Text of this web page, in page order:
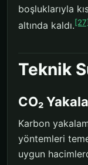
boşluklarıyla
altında kaldı.[27]
Teknik
CO₂
Karbon
yöntemleri
uygun